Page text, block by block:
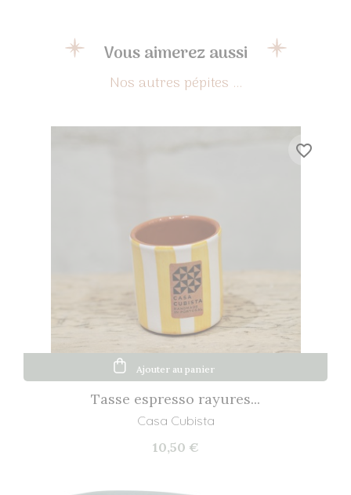
Vous aimerez aussi
Tasse espresso rayures...
Casa Cubista
10,50 €
Ajouter au panier
favorite_border